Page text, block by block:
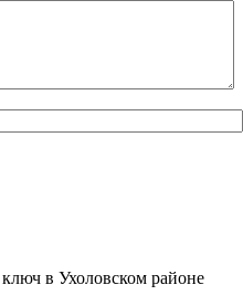
в Ухоловском районе